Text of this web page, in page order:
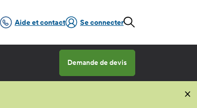
×
Aide et contact Se connecter
Demande de devis